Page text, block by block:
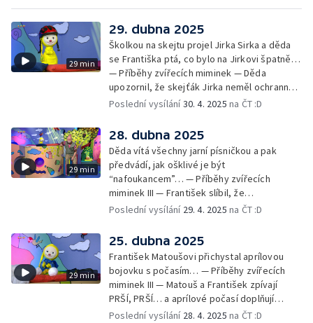
29 min
29. dubna 2025
Školkou na skejtu projel Jirka Sirka a děda
se Františka ptá, co bylo na Jirkovi špatně…
— Příběhy zvířecích miminek — Děda
upozornil, že skejťák Jirka neměl ochranné
pomůcky: helmu a chrániče pro
Obrázky a rozloučení
Poslední vysílání30. 4. 2025 na ČT :D
29 min
28. dubna 2025
Děda vítá všechny jarní písničkou a pak
předvádí, jak ošklivé je být
“nafoukancem”… — Příběhy zvířecích
miminek III — František slíbil, že
nafoukancem nikdy nebude a děda mu písní
Cvoček astronautem — Obrázky a
rozloučení
Poslední vysílání 29. 4. 2025 na ČT :D
29 min
25. dubna 2025
František Matoušovi přichystal aprílovou
bojovku s počasím… — Příběhy zvířecích
miminek III — Matouš a František zpívají
PRŠÍ, PRŠÍ… a aprílové počasí doplňují
deštěm… — Cvoček astronautem —
Poslední vysílání 28. 4. 2025 na ČT :D